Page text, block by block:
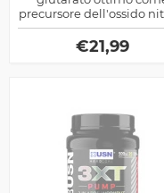
precursore dell'ossido
e del Gh, sostanze
aiutano la crescita
muscolare
€21,99